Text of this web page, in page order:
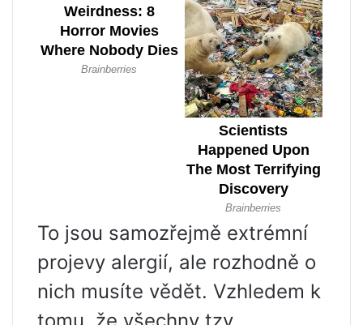
To jsou samozřejmě extrémní
projevy alergií, ale rozhodně o
nich musíte vědět. Vzhledem k